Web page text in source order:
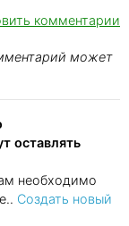
комментарии
может
оставлять
необходимо
Создать новый